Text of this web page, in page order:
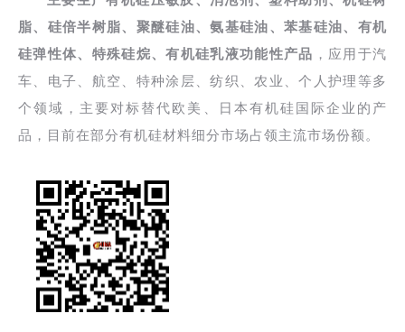
脂、硅倍半树脂、聚醚硅油、氨基硅油、苯基硅油、有机
硅弹性体、特殊硅烷、有机硅乳液功能性产品 ，应用于汽
车、电子、航空、特种涂层、纺织、农业、个人护理等多
个领域，主要对标替代欧美、日本有机硅国际企业的产
品，目前在部分有机硅材料细分市场占领主流市场份额。